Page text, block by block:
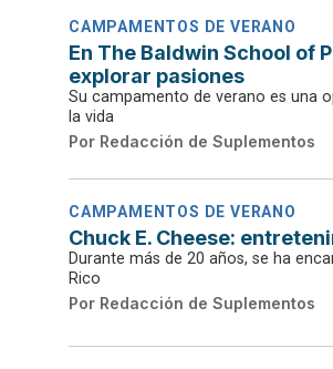
CAMPAMENTOS DE VERANO
En The Baldwin School of
explorar pasiones
Su campamento de verano es una
la vida
Por Redacción de Suplementos
CAMPAMENTOS DE VERANO
Chuck E. Cheese:
Durante más de 20 años, se ha
Rico
Por Redacción de Suplementos